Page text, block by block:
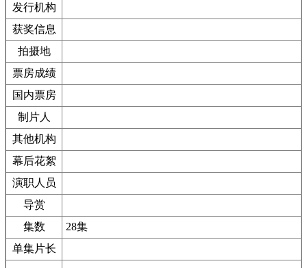
发行机构
获奖信息
拍摄地
票房成绩
国内票房
制片人
其他机构
幕后花絮
演职人员
导赏
集数
28集
单集片长